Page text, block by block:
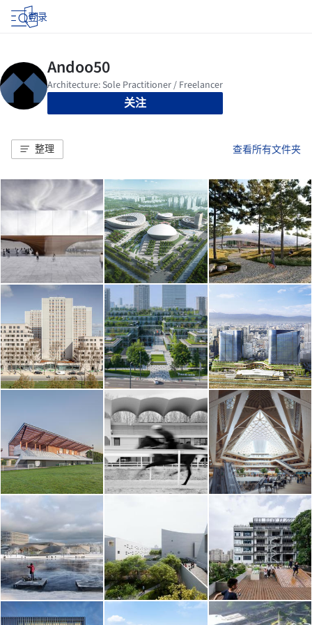
登录
关注
整理 查看所有文件夹